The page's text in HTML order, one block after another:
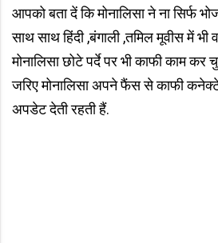
आपको बता दें कि मोनालिसा ने ना सिर्फ
साथ साथ हिंदी ,बंगाली ,तमिल मूवीस में
मोनालिसा छोटे पर्दे पर भी काफी काम कर
जरिए मोनालिसा अपने फैंस से काफी
अपडेट देती रहती हैं.